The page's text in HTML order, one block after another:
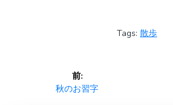
ok
ai
l
Tags: 散歩
前:
前
秋のお習字